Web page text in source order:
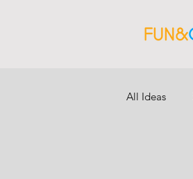
All Ideas